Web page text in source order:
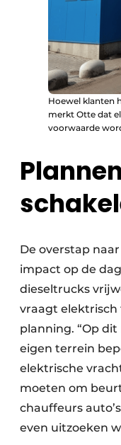
Hoewel klanten
merkt Otte dat
voorwaarde
De overstap
impact op de
dieseltrucks
vraagt
planning. “Op
eigen terrein
elektrische
moeten om
chauffeurs
even uitzoeken